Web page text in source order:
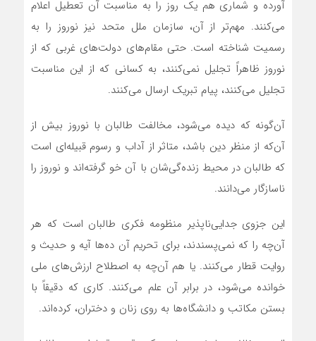
آورده و شماری هم یک روز را به مناسبت آن تعطیل اعلام
می‌کنند. مهم‌تر از آن، سازمان ملل متحد نیز نوروز را به
رسمیت شناخته است. حتی مقام‌های دولت‌های غربی که از
نوروز ظاهراً تجلیل نمی‌کنند، به کسانی که از این مناسبت
تجلیل می‌کنند، پیام تبریک ارسال می‌کنند.
آن‌گونه که دیده می‌شود، مخالفت طالبان با نوروز بیش از
آن‌که از منظر دین باشد، متاثر از آداب و رسوم قبیله‌ای است
که طالبان در محیط زنده‌گی‌شان با آن خو گرفته‌اند و نوروز را
ناسازگار می‌دانند.
این جزوی جدایی‌ناپذیر منظومه فکری طالبان است که هر
آن‌چه را که نمی‌پسندند، برای تحریم آن ده‌ها آیه و حدیث و
روایت قطار می‌کنند. یا هم آن‌چه به اصطلاح ارزش‌های ملی
خوانده می‌شود، در برابر آن علم می‌کنند. کاری که دقیقاً با
بستن مکاتب و دانشگاه‌ها به ‌روی زنان و دختران، کرده‌اند.